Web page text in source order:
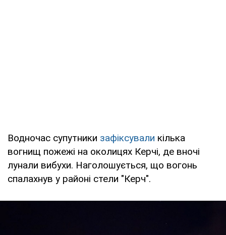
Водночас супутники зафіксували кілька
вогнищ пожежі на околицях Керчі, де вночі
лунали вибухи. Наголошується, що вогонь
спалахнув у районі стели "Керч".